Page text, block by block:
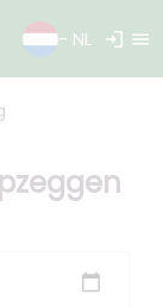
- NL login menu